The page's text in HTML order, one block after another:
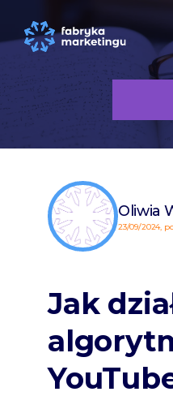
Oliwia
23/09/2024,
Jak